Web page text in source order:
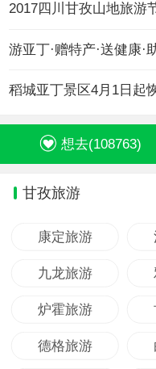
2017四川甘孜山地旅游
稻城亚丁景区4月1日起
想去(108763)
甘孜旅游
康定旅游
九龙旅游
炉霍旅游
德格旅游